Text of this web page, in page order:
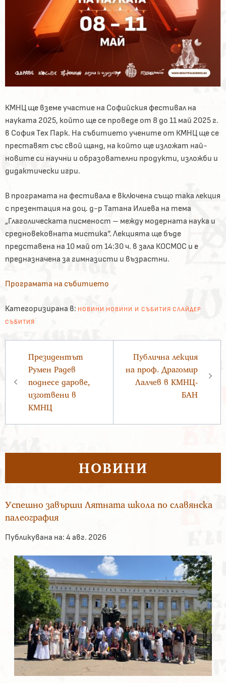
КМНЦ ще вземе участие на Софийския фестивал на
науката 2025, който ще се проведе от 8 до 11 май 2025 г.
в София Тех Парк. На събитието учените от КМНЦ ще се
преставят със свой щанд, на който ще изложат най-
новите си научни и образователни продукти, изложби и
дидактически игри.
В програмата на фестивала е включена също така лекция
с презентация на доц. д-р Татана Илиева на тема
„Глаголическата писменост – между модерната наука и
средновековната мистика“. Лекцията ще бъде
представена на 10 май от 14:30 ч. в зала КОСМОС и е
предназначена за гимназисти и възрастни.
Програмата на събитието
Категоризирана в: НОВИНИ НОВИНИ И СЪБИТИЯ СЛАЙДЕР
СЪБИТИЯ
Президентът
Румен Радев
поднесе дарове,
изготвени в
КМНЦ
Публична лекция
на проф. Драгомир
Лалчев в КМНЦ-
БАН
НОВИНИ
Успешно завърши Лятната школа по славянска
палеография
Публикувана на: 4 авг. 2026